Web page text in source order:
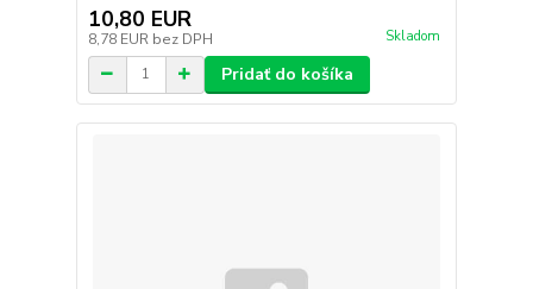
10,80 EUR
8,78 EUR bez DPH Skladom
Pridať do košíka